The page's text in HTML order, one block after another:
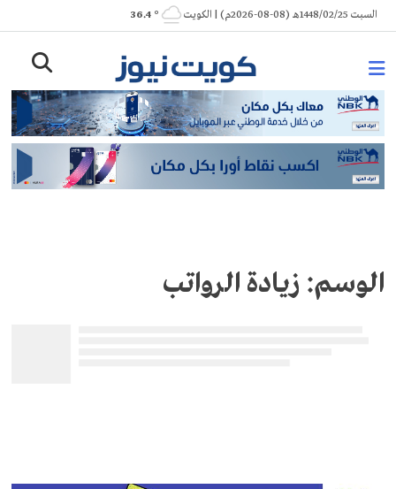
Skip
to
السبت 1448/02/25هـ (08-08-2026م) | الكويت ° 36.4
الوسم: زيادة الرواتب